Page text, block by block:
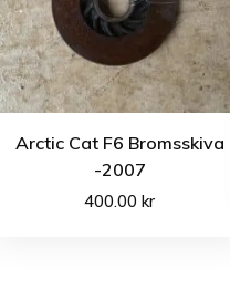
Arctic Cat F6 Bromsskiva
-2007
400.00kr